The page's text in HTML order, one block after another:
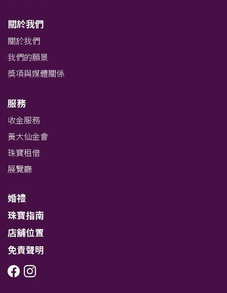
關於我們
關於我們
我們的願景
獎項與媒體關係
服務
收金服務
黃大仙金會
珠寶租借
展覽廳
婚禮
珠寶指南
店舖位置
免責聲明